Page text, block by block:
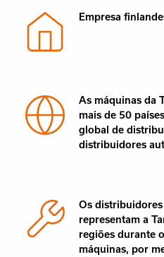
Empresa
As máquinas da
mais de 50
global de
distribuidores
Os
representam a
regiões durante
máquinas, por